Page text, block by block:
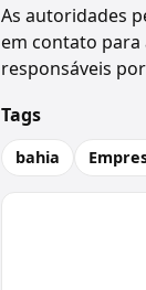
As autoridades
em contato para
responsáveis
Tags
bahia